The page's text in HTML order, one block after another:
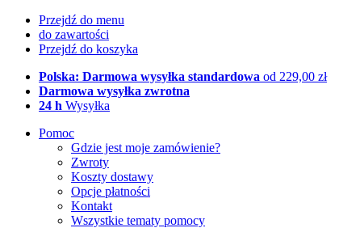
Przejdź do menu
do zawartości
Przejdź do koszyka
Polska: Darmowa wysyłka standardowa od 229,00 zł
Darmowa wysyłka zwrotna
24 h Wysyłka
Pomoc
Gdzie jest moje zamówienie?
Zwroty
Koszty dostawy
Opcje płatności
Kontakt
Wszystkie tematy pomocy